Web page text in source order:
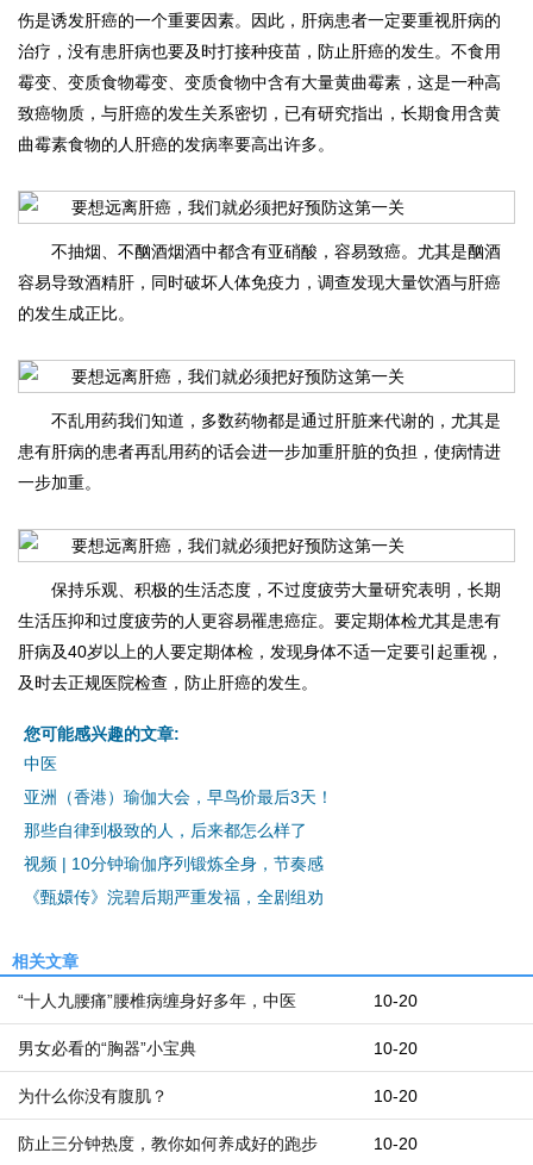
伤是诱发肝癌的一个重要因素。因此，肝病患者一定要重视肝病的
治疗，没有患肝病也要及时打接种疫苗，防止肝癌的发生。不食用
霉变、变质食物霉变、变质食物中含有大量黄曲霉素，这是一种高
致癌物质，与肝癌的发生关系密切，已有研究指出，长期食用含黄
曲霉素食物的人肝癌的发病率要高出许多。
不抽烟、不酗酒烟酒中都含有亚硝酸，容易致癌。尤其是酗酒
容易导致酒精肝，同时破坏人体免疫力，调查发现大量饮酒与肝癌
的发生成正比。
不乱用药我们知道，多数药物都是通过肝脏来代谢的，尤其是
患有肝病的患者再乱用药的话会进一步加重肝脏的负担，使病情进
一步加重。
保持乐观、积极的生活态度，不过度疲劳大量研究表明，长期
生活压抑和过度疲劳的人更容易罹患癌症。要定期体检尤其是患有
肝病及40岁以上的人要定期体检，发现身体不适一定要引起重视，
及时去正规医院检查，防止肝癌的发生。
您可能感兴趣的文章:
中医
亚洲（香港）瑜伽大会，早鸟价最后3天！
那些自律到极致的人，后来都怎么样了
视频 | 10分钟瑜伽序列锻炼全身，节奏感
《甄嬛传》浣碧后期严重发福，全剧组劝
相关文章
10-20
“十人九腰痛”腰椎病缠身好多年，中医
10-20
男女必看的“胸器”小宝典
10-20
为什么你没有腹肌？
10-20
防止三分钟热度，教你如何养成好的跑步